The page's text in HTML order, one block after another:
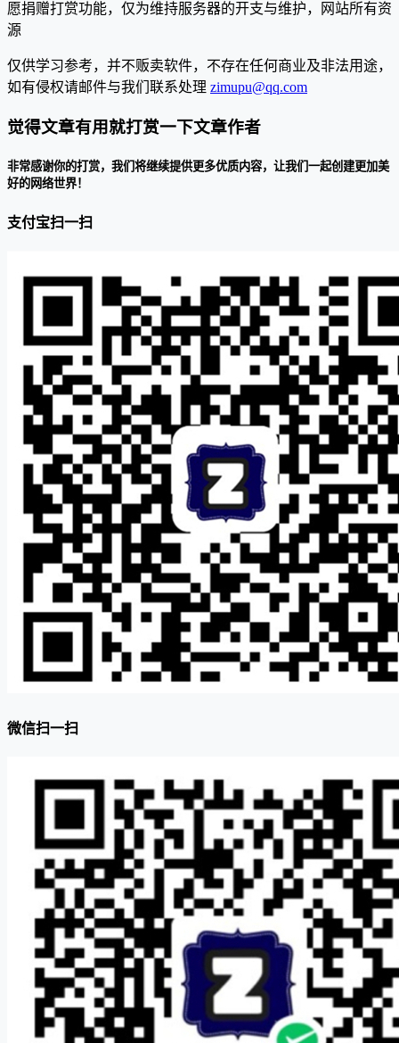
愿捐赠打赏功能，仅为维持服务器的开支与维护，网站所有资
源
仅供学习参考，并不贩卖软件，不存在任何商业及非法用途，
如有侵权请邮件与我们联系处理 zimupu@qq.com
觉得文章有用就打赏一下文章作者
非常感谢你的打赏，我们将继续提供更多优质内容，让我们一起创建更加美
好的网络世界！
支付宝扫一扫
微信扫一扫